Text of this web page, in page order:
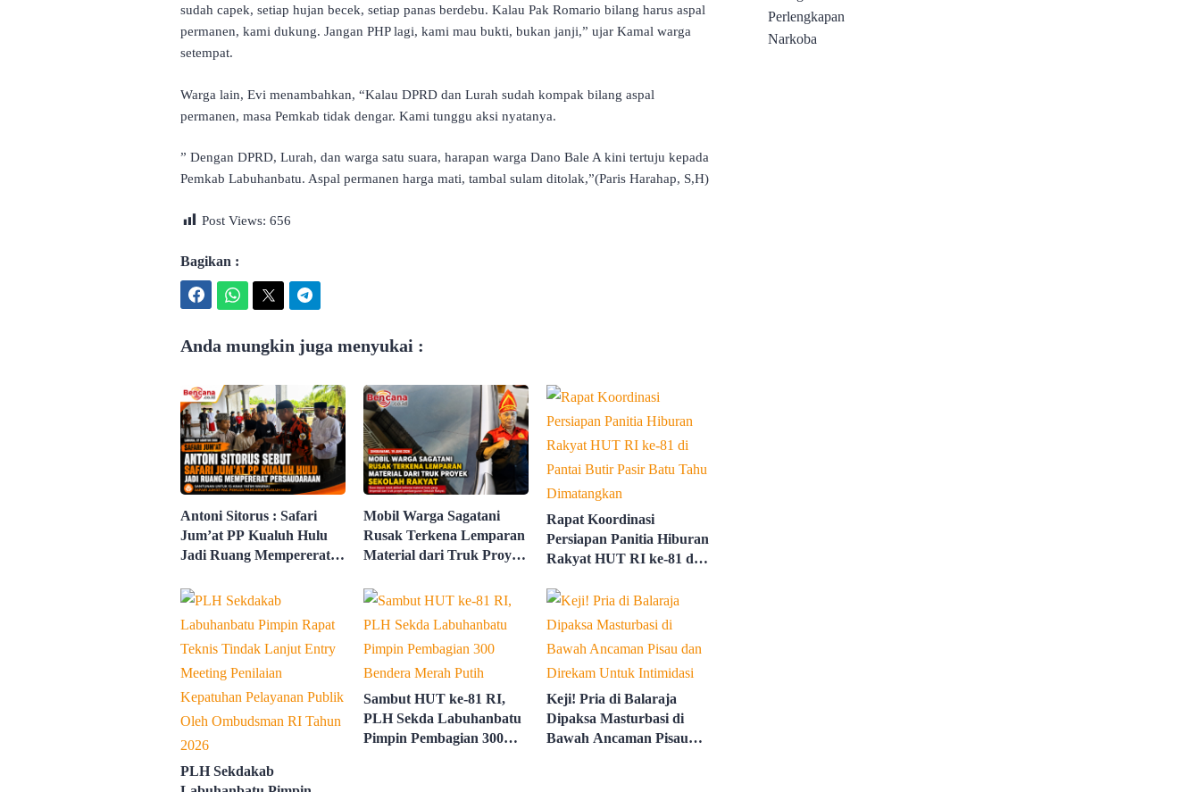
sudah capek, setiap hujan becek, setiap panas berdebu. Kalau Pak Romario bilang harus aspal
permanen, kami dukung. Jangan PHP lagi, kami mau bukti, bukan janji,” ujar Kamal warga
setempat.
Warga lain, Evi menambahkan, “Kalau DPRD dan Lurah sudah kompak bilang aspal
permanen, masa Pemkab tidak dengar. Kami tunggu aksi nyatanya.
” Dengan DPRD, Lurah, dan warga satu suara, harapan warga Dano Bale A kini tertuju kepada
Pemkab Labuhanbatu. Aspal permanen harga mati, tambal sulam ditolak,”(Paris Harahap, S,H)
Post Views: 656
Bagikan :
Anda mungkin juga menyukai :
Antoni Sitorus : Safari
Jum’at PP Kualuh Hulu
Jadi Ruang Mempererat
Mobil Warga Sagatani
Rusak Terkena Lemparan
Material dari Truk Proyek
Rapat Koordinasi
Persiapan Panitia Hiburan
Rakyat HUT RI ke-81 di
Tahu Dimatangkan
PLH Sekdakab
Sambut HUT ke-81 RI,
PLH Sekda Labuhanbatu
Pimpin Pembagian 300
Keji! Pria di Balaraja
Dipaksa Masturbasi di
Bawah Ancaman Pisau